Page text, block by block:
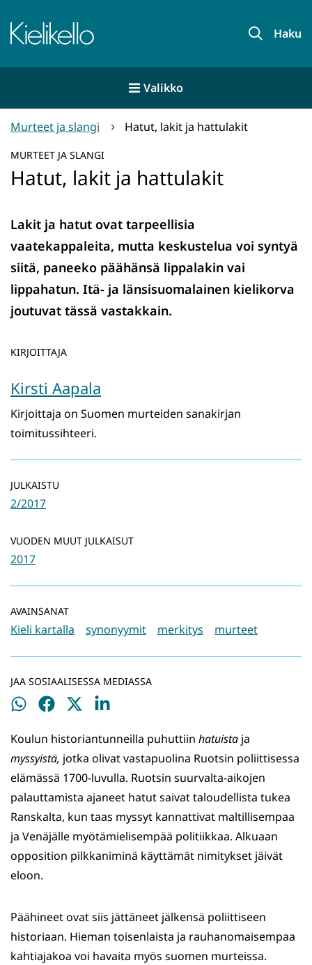
sisältöön
Etusivu Haku
Valikko
Murteet ja slangi Hatut, lakit ja hattulakit
MURTEET JA SLANGI
Hatut, lakit ja hattulakit
Lakit ja hatut ovat tarpeellisia
vaatekappaleita, mutta keskustelua voi syntyä
siitä, paneeko päähänsä lippalakin vai
lippahatun. Itä- ja länsisuomalainen kielikorva
joutuvat tässä vastakkain.
KIRJOITTAJA
Kirsti Aapala
Kirjoittaja on Suomen murteiden sanakirjan
toimitussihteeri.
JULKAISTU
2/2017
VUODEN MUUT JULKAISUT
2017
AVAINSANAT
Kieli kartalla synonyymit merkitys murteet
JAA SOSIAALISESSA MEDIASSA
Jaa
Jaa
Jaa
Jaa
Koulun historiantunneilla puhuttiin hatuista ja
myssyistä, jotka olivat vastapuolina Ruotsin poliittisessa
elämässä 1700-luvulla. Ruotsin suurvalta-aikojen
palauttamista ajaneet hatut saivat taloudellista tukea
Ranskalta, kun taas myssyt kannattivat maltillisempaa
ja Venäjälle myötämielisempää politiikkaa. Alkuaan
opposition pilkkaniminä käyttämät nimitykset jäivät
eloon.
Päähineet ovat siis jättäneet jälkensä poliittiseen
historiaan. Hieman toisenlaista ja rauhanomaisempaa
kahtiajakoa voi havaita myös suomen murteissa.